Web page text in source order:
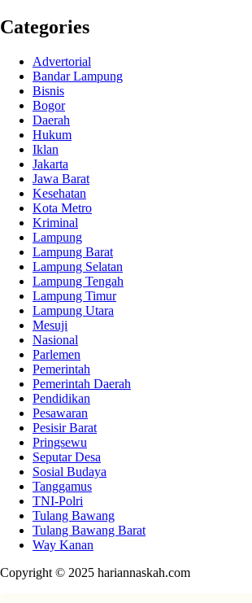
Categories
Advertorial
Bandar Lampung
Bisnis
Bogor
Daerah
Hukum
Iklan
Jakarta
Jawa Barat
Kesehatan
Kota Metro
Kriminal
Lampung
Lampung Barat
Lampung Selatan
Lampung Tengah
Lampung Timur
Lampung Utara
Mesuji
Nasional
Parlemen
Pemerintah
Pemerintah Daerah
Pendidikan
Pesawaran
Pesisir Barat
Pringsewu
Seputar Desa
Sosial Budaya
Tanggamus
TNI-Polri
Tulang Bawang
Tulang Bawang Barat
Way Kanan
Copyright © 2025 hariannaskah.com